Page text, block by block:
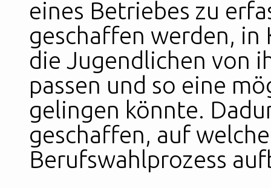
eines Betriebes zu
geschaffen werden, in
die Jugendlichen von
passen und so eine
gelingen könnte.
geschaffen, auf
Berufswahlprozess